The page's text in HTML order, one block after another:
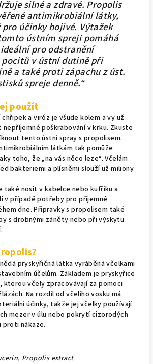
silné a zdravé. Propolis
antimikrobiální látky,
účinky hojivé. Výtažek
ústním spreji pomáhá
pro odstranění
v ústní dutině při
a také proti zápachu z úst.
spreje denně.“
použít
a viróz je všude kolem a vy už
poškrabování v krku. Zkuste
tento ústní spray s propolisem.
látkám tak pomůže
toho, že „na vás něco leze“. Včelám
bakteriemi a plísněmi slouží už miliony
také nosit v kabelce nebo kufříku a
v případě potřeby pro příjemné
dne. Přípravky s propolisem také
s drobnými záněty nebo při výskytu
pryskyřičná látka vyráběná včelkami
účelům. Základem je pryskyřice
kterou včely zpracovávají za pomoci
Na rozdíl od včelího vosku má
účinky, takže jej včelky používají
mezer v úlu nebo pokrytí cizorodých
proti nákaze.
Propolis extract